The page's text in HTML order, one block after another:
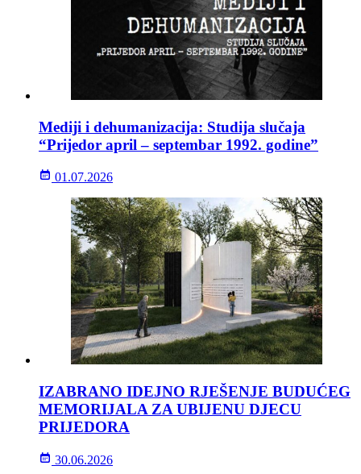
Mediji i dehumanizacija: Studija slučaja
“Prijedor april – septembar 1992. godine”
01.07.2026
IZABRANO IDEJNO RJEŠENJE BUDUĆEG
MEMORIJALA ZA UBIJENU DJECU
PRIJEDORA
30.06.2026